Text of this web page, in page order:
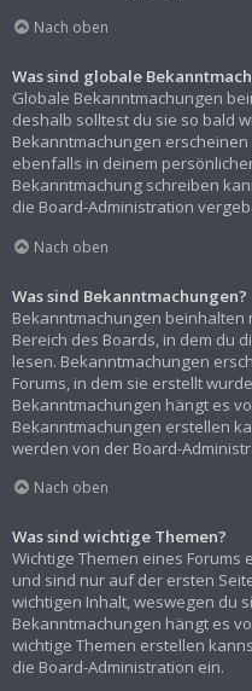
Nach oben
Was sind globale
Globale Bekanntmachungen
deshalb solltest du sie so bald
Bekanntmachungen
ebenfalls in deinem
Bekanntmachung schreiben
die Board-Administration
Nach oben
Was sind Bekanntmachungen?
Bekanntmachungen beinhalten
Bereich des Boards, in dem du
lesen. Bekanntmachungen
Forums, in dem sie erstellt
Bekanntmachungen hängt es
Bekanntmachungen erstellen
werden von der Board-
Nach oben
Was sind wichtige Themen?
Wichtige Themen eines
und sind nur auf der ersten
wichtigen Inhalt, weswegen du
Bekanntmachungen hängt es
wichtige Themen erstellen
die Board-Administration ein.